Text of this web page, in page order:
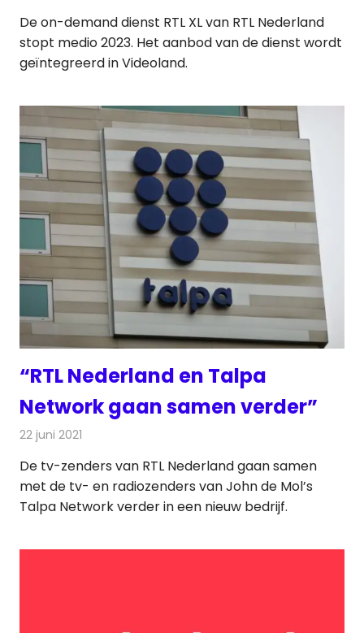
De on-demand dienst RTL XL van RTL Nederland
stopt medio 2023. Het aanbod van de dienst wordt
geïntegreerd in Videoland.
“RTL Nederland en Talpa
Network gaan samen verder”
22 juni 2021
De tv-zenders van RTL Nederland gaan samen
met de tv- en radiozenders van John de Mol’s
Talpa Network verder in een nieuw bedrijf.